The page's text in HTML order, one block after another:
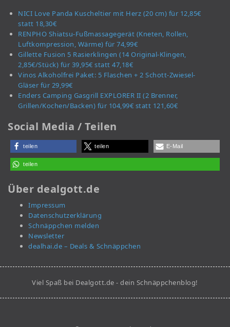
NICI Love Panda Kuscheltier mit Herz (20 cm) für 12,85€
statt 18,30€
RENPHO Shiatsu-Fußmassagegerät (Kneten, Rollen,
Luftkompression, Wärme) für 74,99€
Gillette Fusion 5 Rasierklingen (14 Original-Klingen,
2,85€/Stück) für 39,95€ statt 47,18€
Vinos Alkoholfrei Paket: 5 Flaschen + 2 Schott-Zwiesel-
Gläser für 29,99€
Enders Camping Gasgrill EXPLORER II (2 Brenner,
Grillen/Kochen/Backen) für 104,99€ statt 121,60€
Social Media / Teilen
teilen teilen E-Mail
teilen
Über dealgott.de
Impressum
Datenschutzerklärung
Schnäppchen melden
Newsletter
dealhai.de – Deals & Schnäppchen
Viel Spaß bei Dealgott.de - dein Schnäppchenblog!